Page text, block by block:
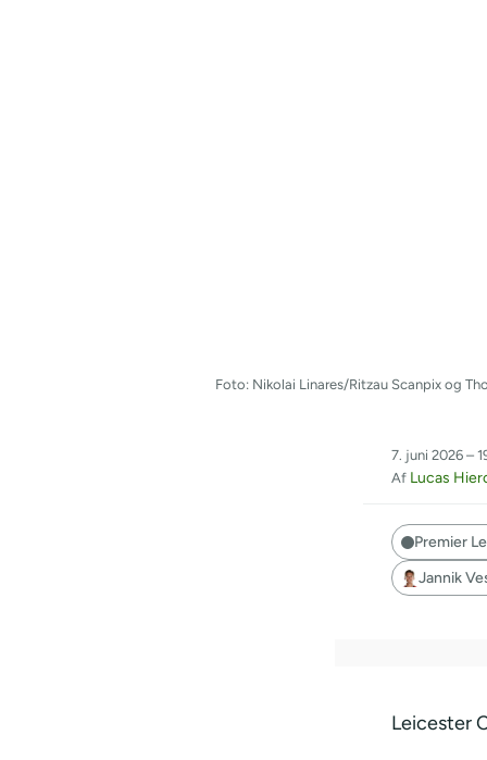
Foto: Nikolai Linares/Ritzau Scanpix og
7. juni 2026 –
Af Lucas
Premier
Jannik
Leicester